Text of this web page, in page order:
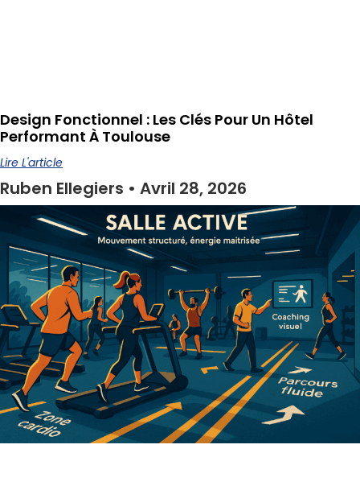
Design Fonctionnel : Les Clés Pour Un Hôtel
Performant À Toulouse
Lire L'article
Ruben Ellegiers Avril 28, 2026